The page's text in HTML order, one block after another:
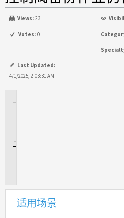
Views: 23
Votes: 0
Last Updated:
4/1/2025, 2:03:31 AM
适用场景